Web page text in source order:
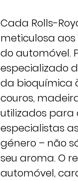
Cada Rolls-
meticulosa
do automóvel.
especializado
da bioquímica
couros,
utilizados para
especialistas
género – não
seu aroma. O
automóvel,